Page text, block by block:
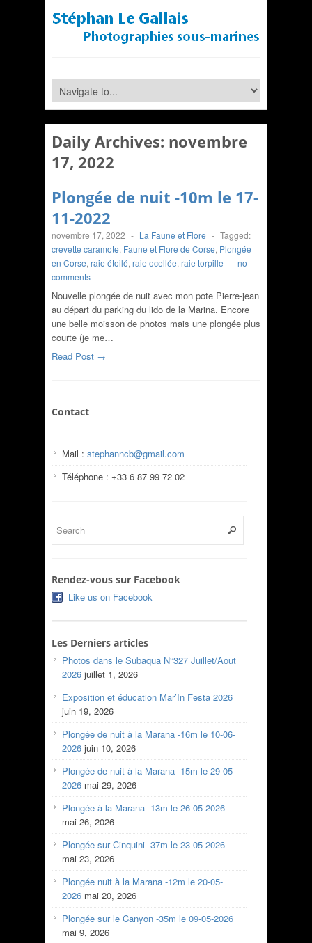
Daily Archives: novembre
17, 2022
Plongée de nuit -10m le 17-
11-2022
novembre 17, 2022 - La Faune et Flore - Tagged:
crevette caramote, Faune et Flore de Corse, Plongée
en Corse, raie étoilé, raie ocellée, raie torpille - no
comments
Nouvelle plongée de nuit avec mon pote Pierre-jean
au départ du parking du lido de la Marina. Encore
une belle moisson de photos mais une plongée plus
courte (je me…
Read Post →
Contact
Mail : stephanncb@gmail.com
Téléphone : +33 6 87 99 72 02
Rendez-vous sur Facebook
Like us on Facebook
Les Derniers articles
Photos dans le Subaqua N°327 Juillet/Aout
2026 juillet 1, 2026
Exposition et éducation Mar’In Festa 2026
juin 19, 2026
Plongée de nuit à la Marana -16m le 10-06-
2026 juin 10, 2026
Plongée de nuit à la Marana -15m le 29-05-
2026 mai 29, 2026
Plongée à la Marana -13m le 26-05-2026
mai 26, 2026
Plongée sur Cinquini -37m le 23-05-2026
mai 23, 2026
Plongée nuit à la Marana -12m le 20-05-
2026 mai 20, 2026
Plongée sur le Canyon -35m le 09-05-2026
mai 9, 2026